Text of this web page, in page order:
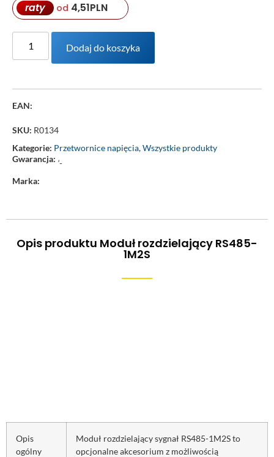
raty od 4,51PLN
Dodaj do koszyka
EAN:
SKU: R0134
Kategorie: Przetwornice napięcia,Wszystkie produkty
Gwarancja: ‘-
Marka:
Opis produktu Moduł rozdzielający RS485-
1M2S
Opis
ogólny
Moduł rozdzielający sygnał RS485-1M2S to
opcjonalne akcesorium z możliwością